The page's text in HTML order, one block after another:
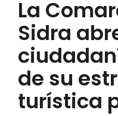
La
Sidra
de su
turística